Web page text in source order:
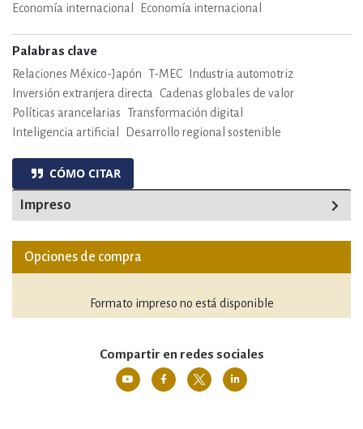
Economía internacional Economía internacional
Palabras clave
Relaciones México-Japón T-MEC
Industria automotriz
Inversión extranjera directa
Cadenas globales de valor
Políticas arancelarias
Transformación digital
Inteligencia artificial
Desarrollo regional sostenible
CÓMO CITAR
Impreso
Opciones de compra
Formato impreso no está disponible
Compartir en redes sociales